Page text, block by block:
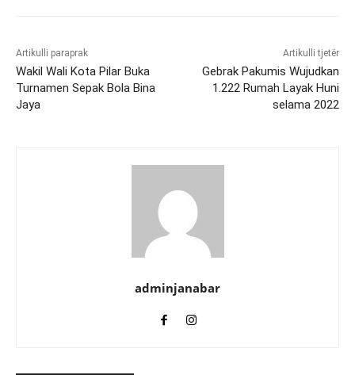
Artikulli paraprak
Wakil Wali Kota Pilar Buka
Turnamen Sepak Bola Bina
Jaya
Artikulli tjetër
Gebrak Pakumis Wujudkan
1.222 Rumah Layak Huni
selama 2022
adminjanabar